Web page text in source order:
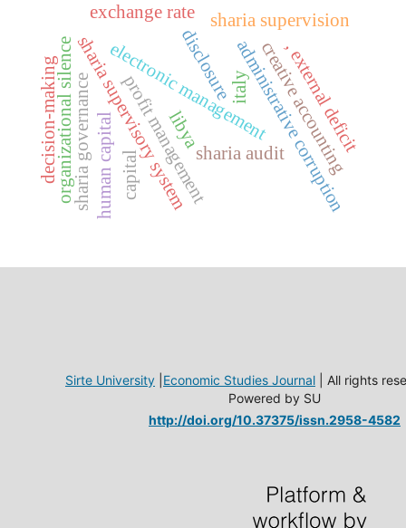
electronic managementadministrative corruption
sharia supervisory system
sharia supervision
sharia governance sharia audit
profit management
organizational silence
decision-making creative accounting
disclosure , external deficit
exchange rate
human capitalcapital
libya
italy
Sirte University| Economic Studies Journal| All rights
Powered by SU
http://doi.org/10.37375/issn.2958-4582